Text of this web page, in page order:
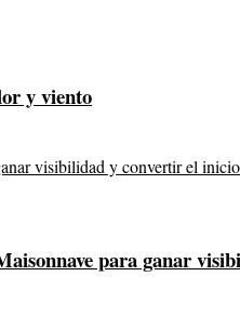
y viento
para ganar